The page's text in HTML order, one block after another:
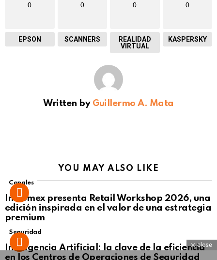
0
EPSON
0
SCANNERS
0
REALIDAD
VIRTUAL
0
KASPERSKY
Written by Guillermo A. Mata
YOU MAY ALSO LIKE
Canales
Intcomex presenta Retail Workshop 2026, una
edición inspirada en el valor de una estrategia
premium
Seguridad
Inteligencia Artificial: la clave de la eficiencia
en los Centros de Operaciones de Seguridad
close